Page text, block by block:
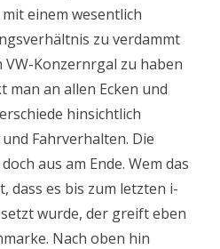
einem wesentlich
zu verdammt
Konzernrgal zu haben
man an allen Ecken und
hinsichtlich
Fahrverhalten. Die
aus am Ende. Wem das
dass es bis zum letzten i-
wurde, der greift eben
Nach oben hin